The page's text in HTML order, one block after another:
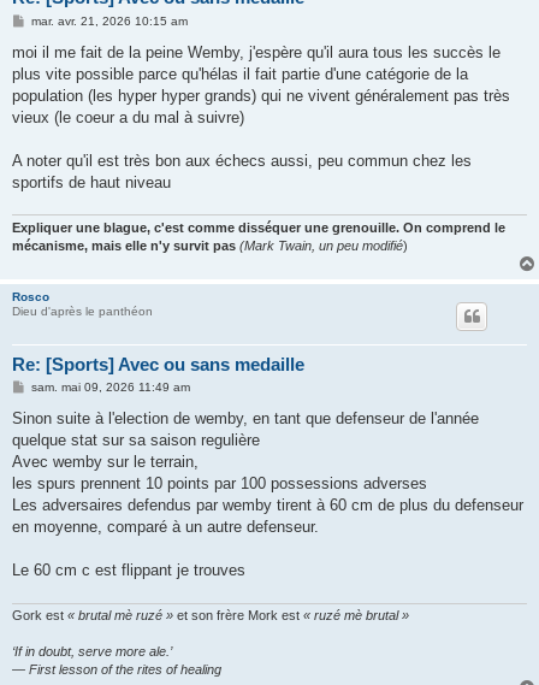
M
s
a
g
e
mar. avr. 21, 2026 10:15 am
moi il me fait de la peine Wemby, j'espère qu'il aura tous les succès le
plus vite possible parce qu'hélas il fait partie d'une catégorie de la
population (les hyper hyper grands) qui ne vivent généralement pas très
vieux (le coeur a du mal à suivre)
A noter qu'il est très bon aux échecs aussi, peu commun chez les
sportifs de haut niveau
Expliquer une blague, c'est comme disséquer une grenouille. On comprend le
mécanisme, mais elle n'y survit pas (Mark Twain, un peu modifié)
Rosco
Dieu d'après le panthéon
Re: [Sports] Avec ou sans medaille
M
s
a
g
sam. mai 09, 2026 11:49 am
Sinon suite à l'election de wemby, en tant que defenseur de l'année
quelque stat sur sa saison regulière
Avec wemby sur le terrain,
les spurs prennent 10 points par 100 possessions adverses
Les adversaires defendus par wemby tirent à 60 cm de plus du defenseur
en moyenne, comparé à un autre defenseur.
Le 60 cm c est flippant je trouves
Gork est « brutal mè ruzé » et son frère Mork est « ruzé mè brutal »
‘If in doubt, serve more ale.’
— First lesson of the rites of healing